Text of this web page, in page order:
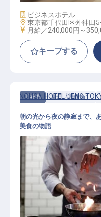
施設業態
ビジネスホテル
勤務地
東京都千代田区外神田
給与
月給／240,000円～
キープする
正社員 調理（調理師）
洋食調理 ／ マネジ
NOHGA HOTEL UENO
朝の光から夜の静寂まで、
美食の物語